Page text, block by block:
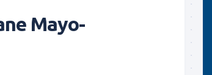
Mayo-